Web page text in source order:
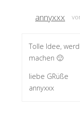
annyxxx
Tolle Idee,
machen 🙂
liebe GRüße
annyxxx